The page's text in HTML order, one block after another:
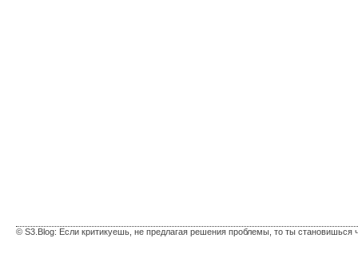
© S3.Blog: Если критикуешь, не предлагая решения проблемы, то ты становишься